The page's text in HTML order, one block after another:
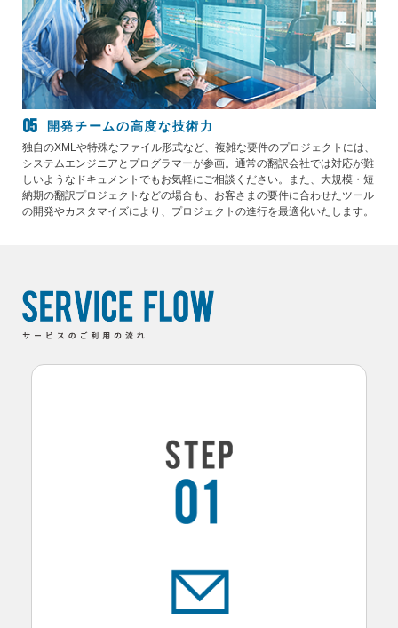
開発チームの高度な技術力
独自のXMLや特殊なファイル形式など、複雑な要件のプロジェクトには、
システムエンジニアとプログラマーが参画。通常の翻訳会社では対応が難
しいようなドキュメントでもお気軽にご相談ください。また、大規模・短
納期の翻訳プロジェクトなどの場合も、お客さまの要件に合わせたツール
の開発やカスタマイズにより、プロジェクトの進行を最適化いたします。